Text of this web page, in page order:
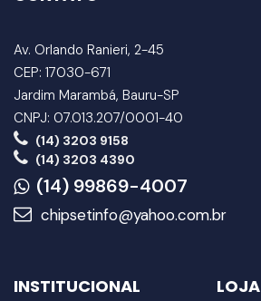
Av. Orlando Ranieri, 2-45
CEP: 17030-671
Jardim Marambá, Bauru-SP
CNPJ: 07.013.207/0001-40
(14) 3203 9158
(14) 3203 4390
(14) 99869-4007
chipsetinfo@yahoo.com.br
INSTITUCIONAL LOJA